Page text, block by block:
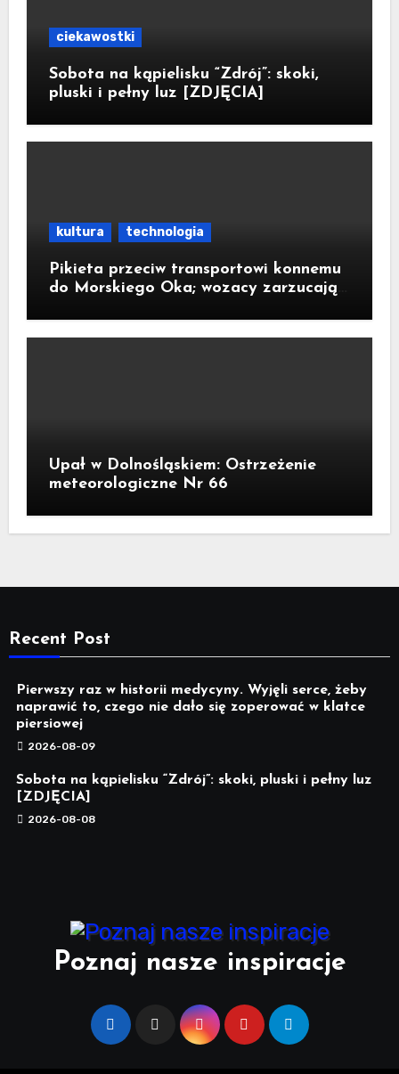
ciekawostki
Sobota na kąpielisku “Zdrój”: skoki,
pluski i pełny luz [ZDJĘCIA]
kultura technologia
Pikieta przeciw transportowi konnemu
do Morskiego Oka; wozacy zarzucają
Upał w Dolnośląskiem: Ostrzeżenie
meteorologiczne Nr 66
Recent Post
Pierwszy raz w historii medycyny. Wyjęli serce, żeby
naprawić to, czego nie dało się zoperować w klatce
piersiowej
2026-08-09
Sobota na kąpielisku “Zdrój”: skoki, pluski i pełny luz
[ZDJĘCIA]
2026-08-08
Poznaj nasze inspiracje